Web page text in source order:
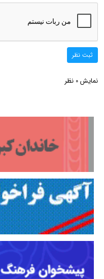
ثبت نظر
نمایش 0 نظر